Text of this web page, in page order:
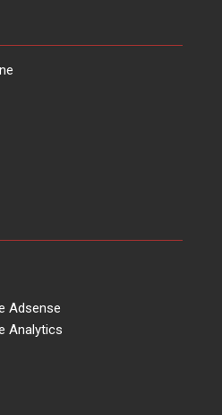
Adsense
Analytics